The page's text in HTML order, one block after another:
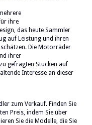
ihre
das heute Sammler
auf Leistung und ihren
Die Motorräder
ihrer
gefragten Stücken auf
Interesse an dieser
zum Verkauf. Finden Sie
Preis, indem Sie über
Sie die Modelle, die Sie